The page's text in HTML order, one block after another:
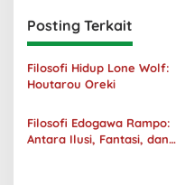
Posting Terkait
Filosofi Hidup Lone Wolf:
Houtarou Oreki
Filosofi Edogawa Rampo:
Antara Ilusi, Fantasi, dan